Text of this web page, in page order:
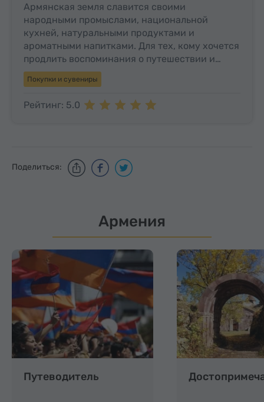
Армянская земля славится своими
народными промыслами, национальной
кухней, натуральными продуктами и
ароматными напитками. Для тех, кому хочется
продлить воспоминания о путешествии и…
Покупки и сувениры
Рейтинг: 5.0
Поделиться:
Армения
Путеводитель